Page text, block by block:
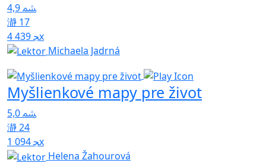
4,9
17
4 439x
Michaela Jadrná
Myšlienkové mapy pre život
5,0
24
1 094x
Helena Žahourová